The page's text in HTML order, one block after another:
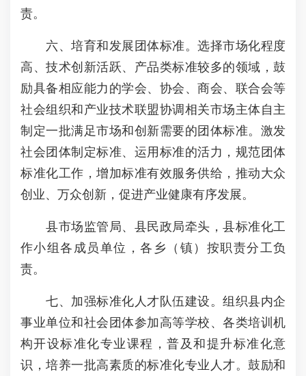
责。
六、培育和发展团体标准。选择市场化程度
高、技术创新活跃、产品类标准较多的领域，鼓
励具备相应能力的学会、协会、商会、联合会等
社会组织和产业技术联盟协调相关市场主体自主
制定一批满足市场和创新需要的团体标准。激发
社会团体制定标准、运用标准的活力，规范团体
标准化工作，增加标准有效服务供给，推动大众
创业、万众创新，促进产业健康有序发展。
县市场监管局、县民政局牵头，县标准化工
作小组各成员单位，各乡（镇）按职责分工负
责。
七、加强标准化人才队伍建设。组织县内企
事业单位和社会团体参加高等学校、各类培训机
构开设标准化专业课程，普及和提升标准化意
识，培养一批高素质的标准化专业人才。鼓励和